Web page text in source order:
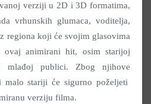
verziji u 2D i 3D formatima,
vrhunskih glumaca, voditelja,
regiona koji će svojim glasovima
ovaj animirani hit, osim starijoj
publici. Zbog njihove
malo stariji će sigurno poželjeti
verziju filma.